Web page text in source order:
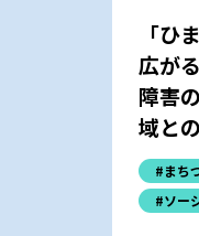
「ひ
広がる
障害
域と
#まち
#ソー